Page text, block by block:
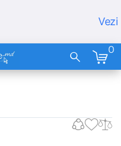
Vezi
0